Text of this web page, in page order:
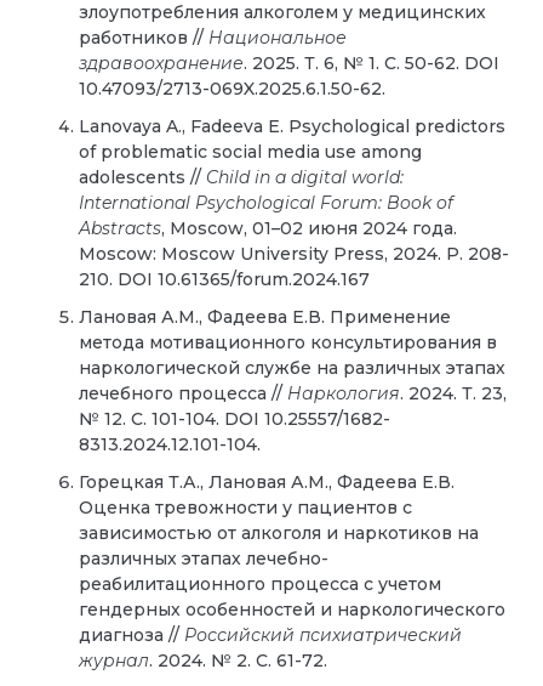
злоупотребления алкоголем у медицинских
работников // Национальное
здравоохранение. 2025. Т. 6, № 1. С. 50-62. DOI
10.47093/2713-069X.2025.6.1.50-62.
Lanovaya A., Fadeeva Е. Psychological predictors
of problematic social media use among
adolescents // Child in a digital world:
International Psychological Forum: Book of
Abstracts, Moscow, 01–02 июня 2024 года.
Moscow: Moscow University Press, 2024. P. 208-
210. DOI 10.61365/forum.2024.167
Лановая А.М., Фадеева Е.В. Применение
метода мотивационного консультирования в
наркологической службе на различных этапах
лечебного процесса // Наркология. 2024. Т. 23,
№ 12. С. 101-104. DOI 10.25557/1682-
8313.2024.12.101-104.
Горецкая Т.А., Лановая А.М., Фадеева Е.В.
Оценка тревожности у пациентов с
зависимостью от алкоголя и наркотиков на
различных этапах лечебно-
реабилитационного процесса с учетом
гендерных особенностей и наркологического
диагноза // Российский психиатрический
журнал. 2024. № 2. С. 61-72.